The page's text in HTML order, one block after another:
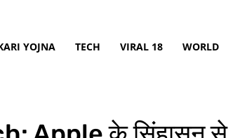
YOJNA TECH VIRAL 18 WORLD